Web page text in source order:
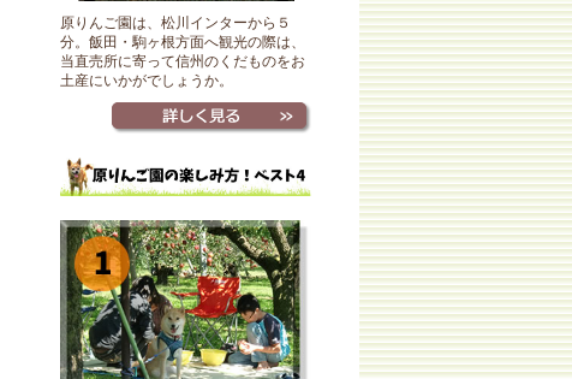
原りんご園は、松川インターから５
分。飯田・駒ヶ根方面へ観光の際は、
当直売所に寄って信州のくだものをお
土産にいかがでしょうか。